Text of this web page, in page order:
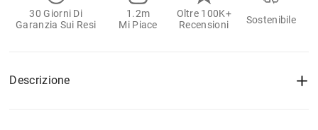
30 Giorni Di
Garanzia Sui Resi
1.2m
Mi Piace
Oltre 100K+
Recensioni
Sostenibile
Descrizione